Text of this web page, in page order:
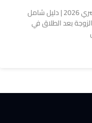
حقوق الزوجة بعد الطلاق في القانون المصري 2026 | دليل شامل
بعد الطلاق في